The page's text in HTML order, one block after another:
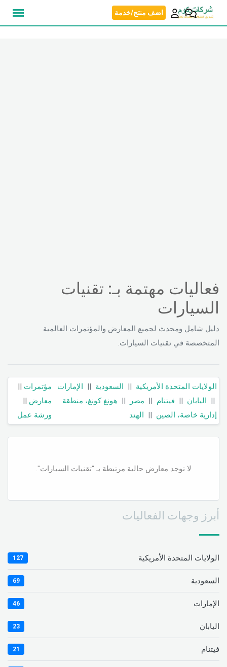
انتقل
اضف منتج/خدمة
فعاليات مهتمة بـ: تقنيات
السيارات
دليل شامل ومحدث لجميع المعارض والمؤتمرات العالمية
المتخصصة في تقنيات السيارات.
الولايات المتحدة الأمريكية || السعودية || الإمارات
|| اليابان || فيتنام || مصر || هونغ كونغ، منطقة
إدارية خاصة، الصين || الهند
مؤتمرات ||
معارض ||
ورشة عمل
لا توجد معارض حالية مرتبطة بـ "تقنيات السيارات".
أبرز وجهات الفعاليات
الولايات المتحدة الأمريكية 127
السعودية 69
الإمارات 46
اليابان 23
فيتنام 21